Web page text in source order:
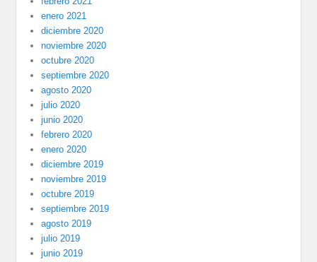
enero 2021
diciembre 2020
noviembre 2020
octubre 2020
septiembre 2020
agosto 2020
julio 2020
junio 2020
febrero 2020
enero 2020
diciembre 2019
noviembre 2019
octubre 2019
septiembre 2019
agosto 2019
julio 2019
junio 2019